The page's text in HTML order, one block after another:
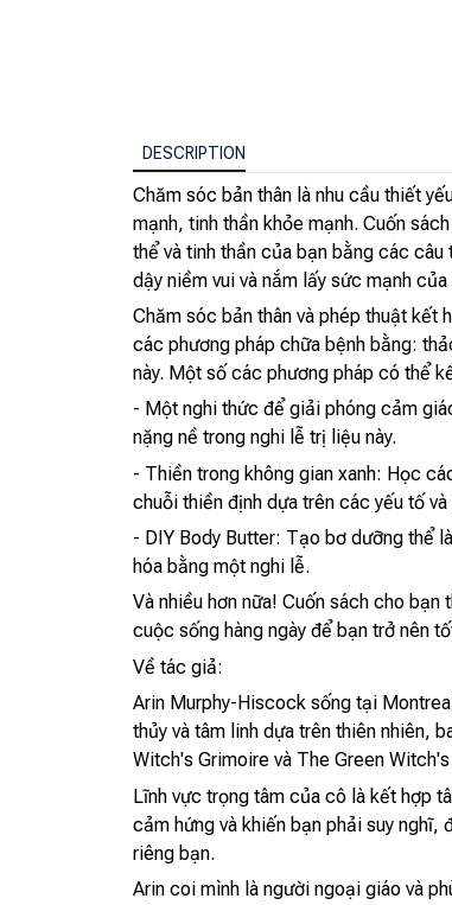
DESCRIPTION
Chăm sóc bản thân là nhu cầu thiết
mạnh, tinh thần khỏe mạnh. Cuốn
thể và tinh thần của bạn bằng các
dậy niềm vui và nắm lấy sức mạnh của
Chăm sóc bản thân và phép thuật kết
các phương pháp chữa bệnh bằng:
này. Một số các phương pháp có thể
- Một nghi thức để giải phóng cảm
nặng nề trong nghi lễ trị liệu này.
- Thiền trong không gian xanh: Học
chuỗi thiền định dựa trên các yếu tố
- DIY Body Butter: Tạo bơ dưỡng thể
hóa bằng một nghi lễ.
Và nhiều hơn nữa! Cuốn sách cho
cuộc sống hàng ngày để bạn trở nên
Về tác giả:
Arin Murphy-Hiscock sống tại
thủy và tâm linh dựa trên thiên nhiên,
Witch's Grimoire và The Green Witch's
Lĩnh vực trọng tâm của cô là kết hợp
cảm hứng và khiến bạn phải suy nghĩ,
riêng bạn.
Arin coi mình là người ngoại giáo và